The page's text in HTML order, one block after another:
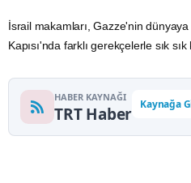
İsrail makamları, Gazze'nin dünyaya
Kapısı'nda farklı gerekçelerle sık
HABER KAYNAĞI
TRT Haber Kaynağa